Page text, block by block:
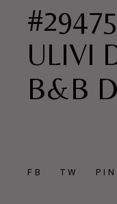
ULIVI
B&B
FB TW PIN